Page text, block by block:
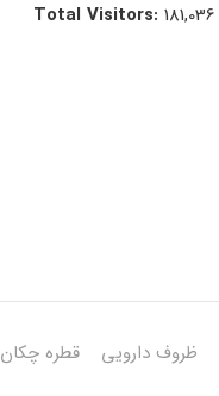
Total Visitors:181,036
ظروف دارویی قطره چکان